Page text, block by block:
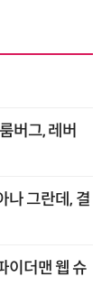
버그, 레버
나 그란데, 결
이더맨 웹 슈